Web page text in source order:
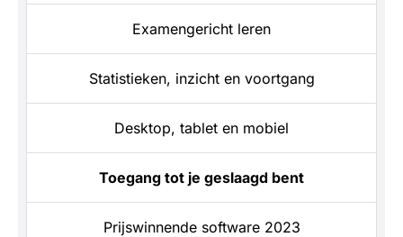
Examengericht leren
Statistieken, inzicht en voortgang
Desktop, tablet en mobiel
Toegang tot je geslaagd bent
Prijswinnende software 2023